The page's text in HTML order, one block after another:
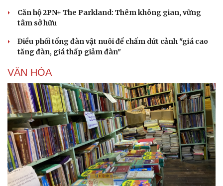
Du lịch
Tư vấn
Săn Tour
check-in
Podcast
Đọc truyện đêm khuya
Cửa sổ tình yêu
Căn hộ 2PN+ The Parkland: Thêm không gian, vững
tâm sở hữu
Điều phối tổng đàn vật nuôi để chấm dứt cảnh "giá cao
tăng đàn, giá thấp giảm đàn"
VĂN HÓA